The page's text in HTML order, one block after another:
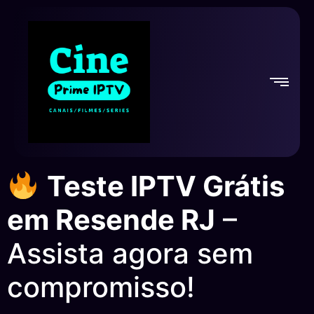
Teste IPTV Grátis
em Resende RJ –
Assista agora sem
compromisso!